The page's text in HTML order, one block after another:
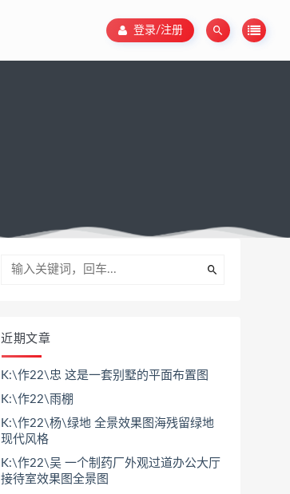
登录/注册
近期文章
K:\作22\忠 这是一套别墅的平面布置图
K:\作22\雨棚
K:\作22\杨\绿地 全景效果图海残留绿地
现代风格
K:\作22\吴 一个制药厂外观过道办公大厅
接待室效果图全景图